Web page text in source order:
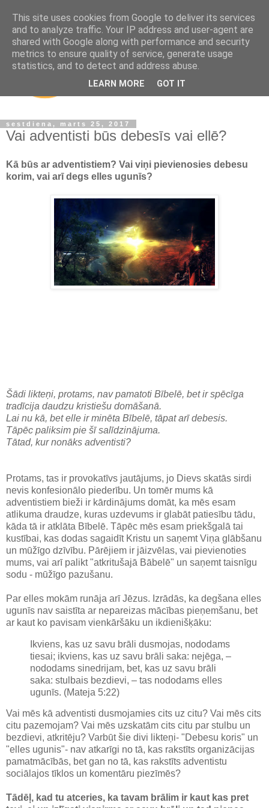
sestdiena, marts 25, 2017
Vai adventisti būs debesīs vai ellē?
Kā būs ar adventistiem? Vai viņi pievienosies debesu
korim, vai arī degs elles ugunīs?
Šādi likteņi, protams, nav pamatoti Bībelē, bet ir spēcīga
tradīcija daudzu kristiešu domāšanā.
Lai nu kā, bet elle ir minēta Bībelē, tāpat arī debesis.
Tāpēc paliksim pie šī salīdzinājuma.
Tātad, kur nonāks adventisti?
Protams, tas ir provokatīvs jautājums, jo Dievs skatās sirdi
nevis konfesionālo piederību. Un tomēr mums kā
adventistiem bieži ir kārdinājums domāt, ka mēs esam
atlikuma draudze, kuras uzdevums ir glabāt patiesību tādu,
kāda tā ir atklāta Bībelē. Tāpēc mēs esam priekšgalā tai
kustībai, kas dodas sagaidīt Kristu un saņemt Viņa glābšanu
un mūžīgo dzīvību. Pārējiem ir jāizvēlas, vai pievienoties
mums, vai arī palikt "atkritušajā Bābelē" un saņemt taisnīgu
sodu - mūžīgo pazušanu.
Par elles mokām runāja arī Jēzus. Izrādās, ka degšana elles
ugunīs nav saistīta ar nepareizas mācības pieņemšanu, bet
ar kaut ko pavisam vienkāršāku un ikdienišķāku:
Ikviens, kas uz savu brāli dusmojas, nododams
tiesai; ikviens, kas uz savu brāli saka: nejēga, –
nododams sinedrijam, bet, kas uz savu brāli
saka: stulbais bezdievi, – tas nododams elles
ugunīs. (Mateja 5:22)
Vai mēs kā adventisti dusmojamies cits uz citu? Vai mēs cits
citu pazemojam? Vai mēs uzskatām cits citu par stulbu un
bezdievi, atkritēju? Varbūt šie divi likteņi- "Debesu koris" un
"elles ugunis"- nav atkarīgi no tā, kas rakstīts organizācijas
pamatmācībās, bet gan no tā, kas rakstīts adventistu
sociālajos tīklos un komentāru piezīmēs?
Tādēļ, kad tu atceries, ka tavam brālim ir kaut kas pret
This site uses cookies from Google to deliver its services
and to analyze traffic. Your IP address and user-agent are
shared with Google along with performance and security
metrics to ensure quality of service, generate usage
statistics, and to detect and address abuse.
LEARN MORE GOT IT